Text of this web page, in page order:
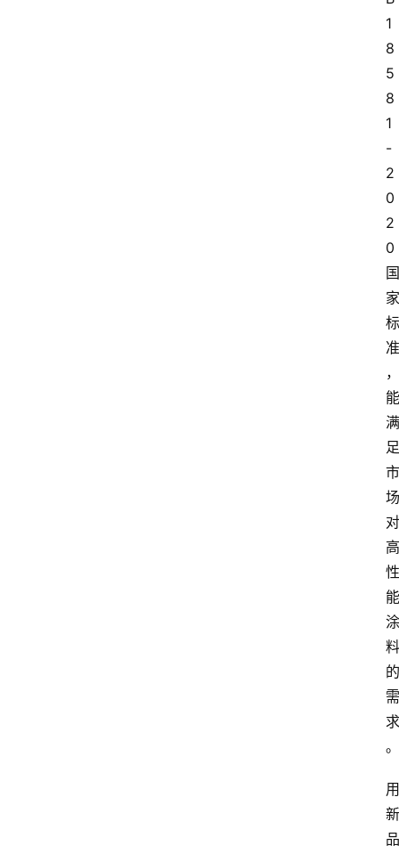
1
8
5
8
1
-
2
0
2
0
国
家
标
准
，
能
满
足
市
场
对
高
性
能
涂
料
的
需
求
。
用
新
品